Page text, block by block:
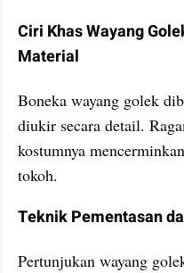
Ciri Khas Wayang
Material
Boneka wayang golek
diukir secara detail.
kostumnya
tokoh.
Teknik Pementasan
Pertunjukan wayang